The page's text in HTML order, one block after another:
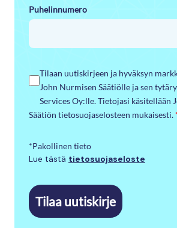
Puhelinnumero
Tilaan uutiskirjeen ja hyväksyn
John Nurmisen Säätiölle ja sen
Services Oy:lle. Tietojasi käsitellään
Säätiön tietosuojaselosteen mukaisesti.
*Pakollinen tieto
Lue tästä tietosuojaseloste
Tilaa uutiskirje